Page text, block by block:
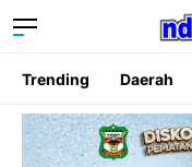
Trending Daerah